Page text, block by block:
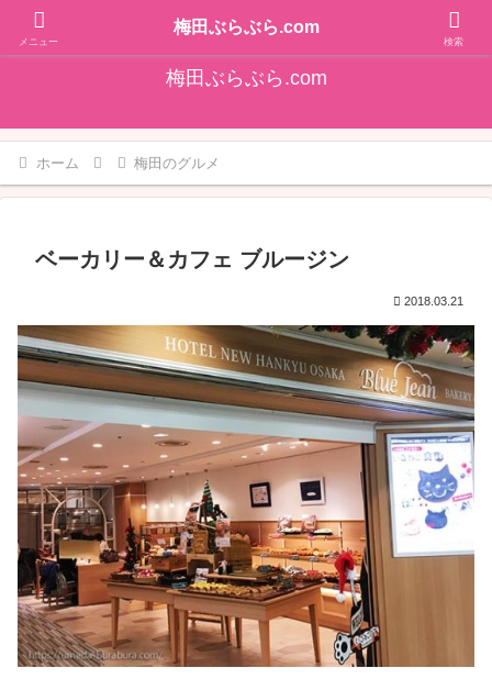
そうだ！梅田をぶらぶらしよ♪大阪梅田エリアの情報を発信しています!!
梅田ぶらぶら.com
ホーム 梅田のグルメ
ベーカリー＆カフェ ブルージン
2018.03.21
メニュー
梅田ぶらぶら.com
検索